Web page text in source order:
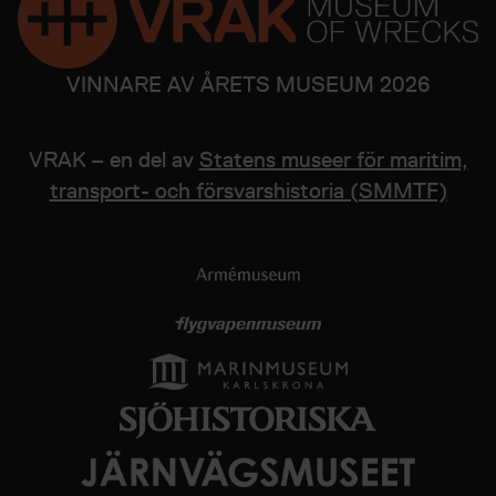
VINNARE AV ÅRETS MUSEUM 2026
VRAK – en del av Statens museer för maritim,
transport- och försvarshistoria (SMMTF)